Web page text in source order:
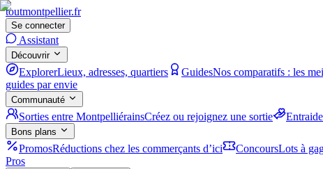
toutmontpellier.fr
Se connecter
Assistant
Découvrir
ExplorerLieux, adresses, quartiers GuidesNos comparatifs : les
guides par envie
Communauté
Sorties entre MontpelliérainsCréez ou rejoignez une sortie Entraide
Bons plans
PromosRéductions chez les commerçants d’ici ConcoursLots à
Pros